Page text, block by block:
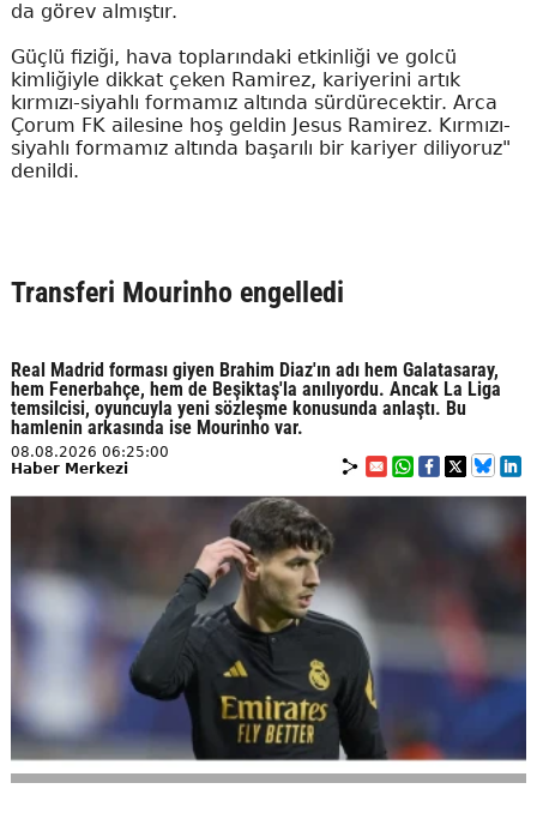
da görev almıştır.
Güçlü fiziği, hava toplarındaki etkinliği ve golcü
kimliğiyle dikkat çeken Ramirez, kariyerini artık
kırmızı-siyahlı formamız altında sürdürecektir. Arca
Çorum FK ailesine hoş geldin Jesus Ramirez. Kırmızı-
siyahlı formamız altında başarılı bir kariyer diliyoruz"
denildi.
Transferi Mourinho engelledi
Real Madrid forması giyen Brahim Diaz'ın adı hem Galatasaray,
hem Fenerbahçe, hem de Beşiktaş'la anılıyordu. Ancak La Liga
temsilcisi, oyuncuyla yeni sözleşme konusunda anlaştı. Bu
hamlenin arkasında ise Mourinho var.
08.08.2026 06:25:00
Haber Merkezi